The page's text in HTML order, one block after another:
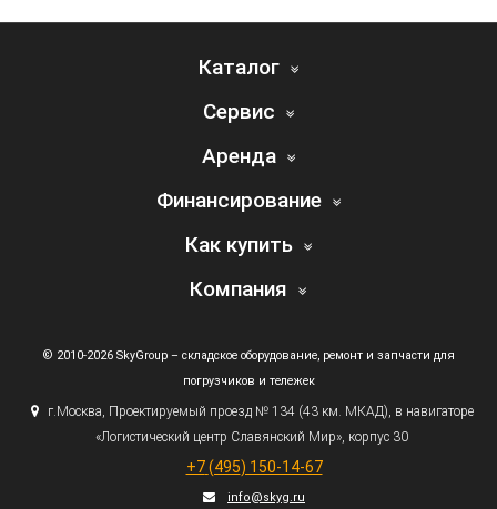
Каталог
Сервис
Аренда
Финансирование
Как купить
Компания
© 2010-2026 SkyGroup – складское оборудование, ремонт и запчасти для
погрузчиков и тележек
г.Москва, Проектируемый проезд № 134 (43км. МКАД), в навигаторе
«Логистический центр Славянский Мир», корпус 30
+7 (495) 150-14-67
info@skyg.ru